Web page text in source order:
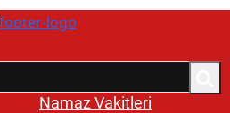
Namaz Vakitleri